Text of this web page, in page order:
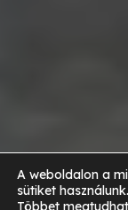
A weboldalon a
sütiket használunk.
Többet